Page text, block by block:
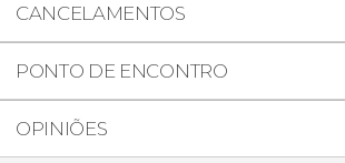
CANCELAMENTOS
PONTO DE ENCONTRO
OPINIÕES